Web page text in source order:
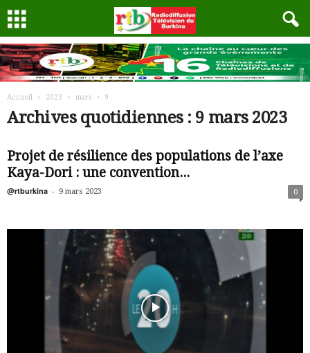
Accueil 2023 mars 9
Archives quotidiennes : 9 mars 2023
Projet de résilience des populations de l’axe
Kaya-Dori : une convention...
@rtburkina - 9 mars 2023 0